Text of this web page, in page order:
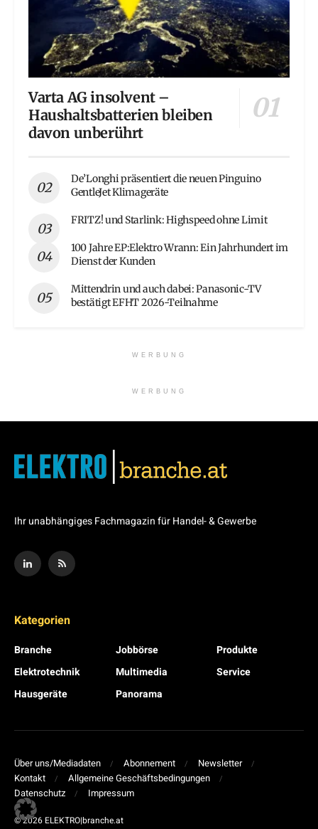
Varta AG insolvent –
Haushaltsbatterien bleiben
davon unberührt
De’Longhi präsentiert die neuen Pinguino
GentleJet Klimageräte
FRITZ! und Starlink: Highspeed ohne Limit
100 Jahre EP:Elektro Wrann: Ein Jahrhundert im
Dienst der Kunden
Mittendrin und auch dabei: Panasonic-TV
bestätigt EFHT 2026-Teilnahme
WERBUNG
WERBUNG
Ihr unabhängiges Fachmagazin für Handel- & Gewerbe
Kategorien
Branche
Elektrotechnik
Hausgeräte
Jobbörse
Multimedia
Panorama
Produkte
Service
Über uns/Mediadaten Abonnement
Newsletter
Kontakt
Allgemeine Geschäftsbedingungen
Datenschutz
Impressum
© 2026 ELEKTRO|branche.at